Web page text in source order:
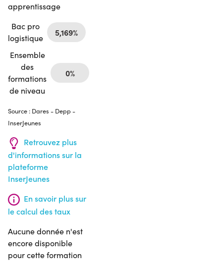
apprentissage
Bac pro
logistique
5,169%
Ensemble
des
formations
de niveau
0%
Source : Dares - Depp -
InserJeunes
Retrouvez plus
d'informations sur la
plateforme
InserJeunes
En savoir plus sur
le calcul des taux
Aucune donnée n'est
encore disponible
pour cette formation